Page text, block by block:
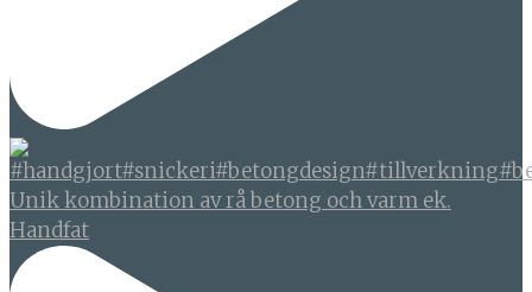
Unik kombination av rå betong och varm ek.
Handfat